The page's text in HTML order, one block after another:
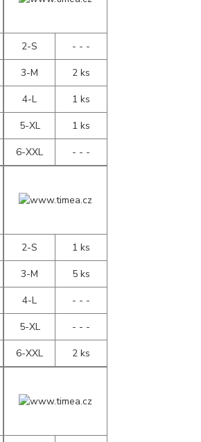
2-S
- - -
3-M
2 ks
4-L
1 ks
5-XL
1 ks
6-XXL
- - -
2-S
1 ks
3-M
5 ks
4-L
- - -
5-XL
- - -
6-XXL
2 ks